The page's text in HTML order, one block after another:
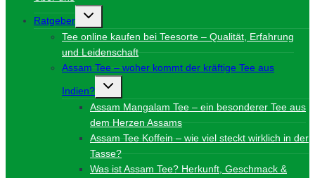
Ratgeber
Untermenü
Tee online kaufen bei Teesorte – Qualität, Erfahrung
und Leidenschaft
Assam Tee – woher kommt der kräftige Tee aus
Indien?
Untermenü
Assam Mangalam Tee – ein besonderer Tee aus
dem Herzen Assams
Assam Tee Koffein – wie viel steckt wirklich in der
Tasse?
Was ist Assam Tee? Herkunft, Geschmack &